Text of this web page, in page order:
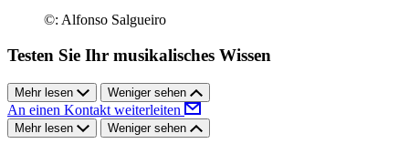
©: Alfonso Salgueiro
Testen Sie Ihr musikalisches Wissen
Mehr lesen Weniger sehen
An einen Kontakt weiterleiten
Mehr lesen Weniger sehen